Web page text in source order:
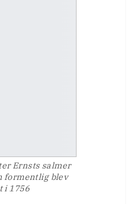
Ernsts salmer
formentlig blev
i 1756